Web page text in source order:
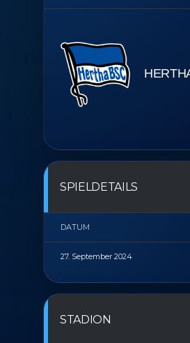
SPIELDETAILS
DATUM
27. September 2024
STADION